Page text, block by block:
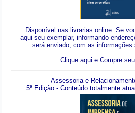
Disponível nas livrarias online. Se
aqui seu exemplar, informando
será enviado, com as informações
Clique aqui e Compre
Assessoria e
5ª Edição - Conteúdo totalmente